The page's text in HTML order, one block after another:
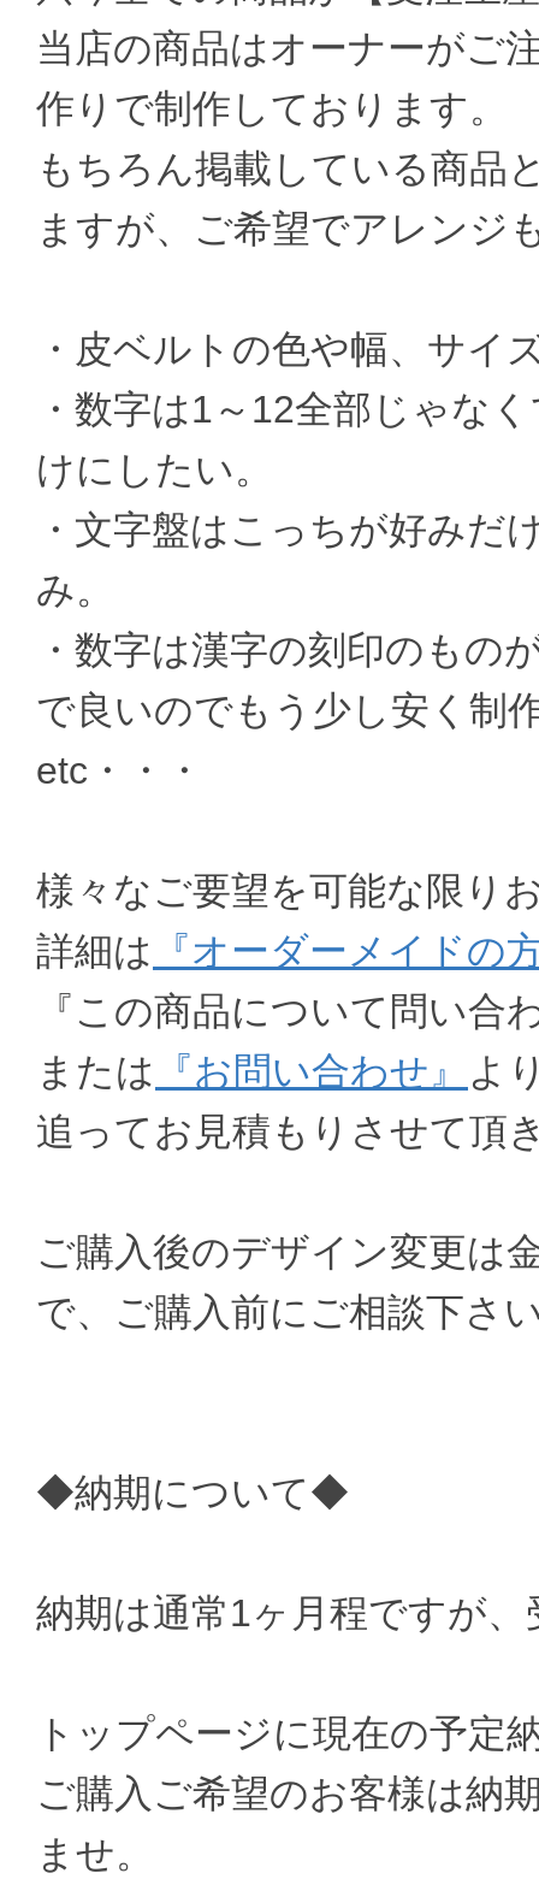
当店の商品はオーナーがご
作りで制作しております。
もちろん掲載している商品
ますが、ご希望でアレンジ
・皮ベルトの色や幅、サイ
・数字は1～12全部じゃな
けにしたい。
・文字盤はこっちが好みだ
み。
・数字は漢字の刻印のもの
で良いのでもう少し安く制
etc・・・
様々なご要望を可能な限り
詳細は 『オーダーメイドの
『この商品について問い合
または 『お問い合わせ』
よ
追ってお見積もりさせて頂
ご購入後のデザイン変更は
で、ご購入前にご相談下さ
◆納期について◆
納期は通常1ヶ月程ですが
トップページに現在の予定
ご購入ご希望のお客様は納
ませ。